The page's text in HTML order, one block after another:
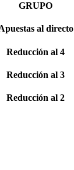
GRUPO
al directo
Reducción al 4
Reducción al 3
Reducción al 2